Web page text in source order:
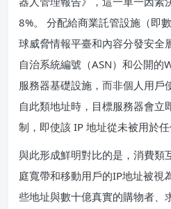
8%。 分配給商業託管設施（即
球威脅情報平臺和內容分發安全
自治系統編號（ASN）和公開的
服務器基礎設施，而非個人用戶
自此類地址時，目標服務器會立
制，即使該 IP 地址從未被用於任
與此形成鮮明對比的是，消費類
庭寬帶和移動用戶的IP地址被視
些地址與數十億真實的購物者、